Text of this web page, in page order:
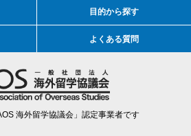
目的から探す
よくある質問
海外留学協議会」認定事業者です